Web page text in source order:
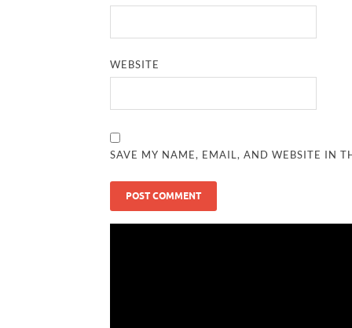
WEBSITE
SAVE MY NAME, EMAIL, AND WEBSITE IN